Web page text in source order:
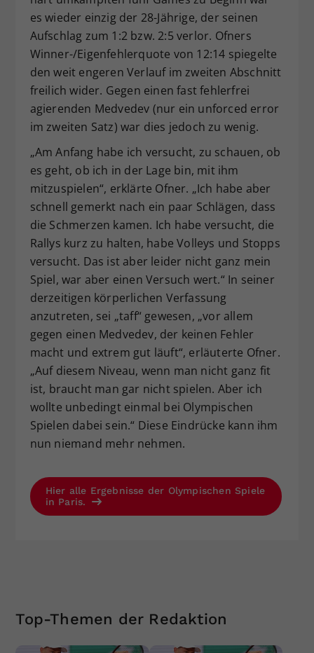
es wieder einzig der 28-Jährige, der seinen
Aufschlag zum 1:2 bzw. 2:5 verlor. Ofners
Winner-/Eigenfehlerquote von 12:14 spiegelte
den weit engeren Verlauf im zweiten Abschnitt
freilich wider. Gegen einen fast fehlerfrei
agierenden Medvedev (nur ein unforced error
im zweiten Satz) war dies jedoch zu wenig.
„Am Anfang habe ich versucht, zu schauen, ob
es geht, ob ich in der Lage bin, mit ihm
mitzuspielen“, erklärte Ofner. „Ich habe aber
schnell gemerkt nach ein paar Schlägen, dass
die Schmerzen kamen. Ich habe versucht, die
Rallys kurz zu halten, habe Volleys und Stopps
versucht. Das ist aber leider nicht ganz mein
Spiel, war aber einen Versuch wert.“ In seiner
derzeitigen körperlichen Verfassung
anzutreten, sei „taff“ gewesen, „vor allem
gegen einen Medvedev, der keinen Fehler
macht und extrem gut läuft“, erläuterte Ofner.
„Auf diesem Niveau, wenn man nicht ganz fit
ist, braucht man gar nicht spielen. Aber ich
wollte unbedingt einmal bei Olympischen
Spielen dabei sein.“ Diese Eindrücke kann ihm
nun niemand mehr nehmen.
Hier alle Ergebnisse der Olympischen Spiele
in Paris.
Top-Themen der Redaktion